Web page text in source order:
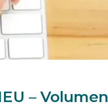
– Volumen